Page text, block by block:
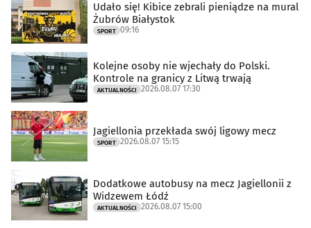
Udało się! Kibice zebrali pieniądze na mural
Żubrów Białystok
SPORT 09:16
Kolejne osoby nie wjechały do Polski.
Kontrole na granicy z Litwą trwają
AKTUALNOŚCI 2026.08.07 17:30
Jagiellonia przekłada swój ligowy mecz
SPORT 2026.08.07 15:15
Dodatkowe autobusy na mecz Jagiellonii z
Widzewem Łódź
AKTUALNOŚCI 2026.08.07 15:00